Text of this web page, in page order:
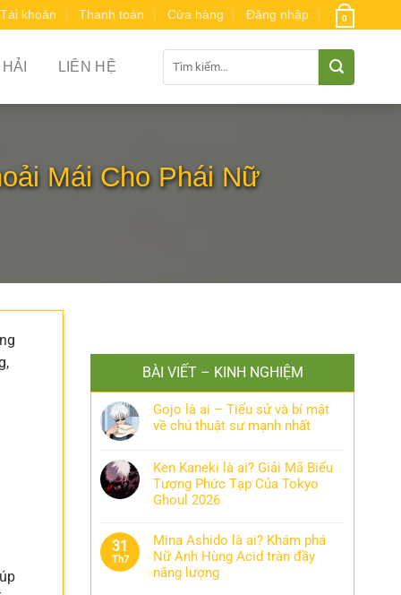
Tài khoản Thanh toán Cửa hàng Đăng nhập 0
LIÊN HỆ
kiếm:
Mái Cho Phái Nữ
BÀI VIẾT – KINH NGHIỆM
Gojo là ai – Tiểu sử và bí mật
về chú thuật sư mạnh nhất
Ken Kaneki là ai? Giải Mã Biểu
Tượng Phức Tạp Của Tokyo
Ghoul 2026
31
Th7
Mina Ashido là ai? Khám phá
Nữ Anh Hùng Acid tràn đầy
năng lượng